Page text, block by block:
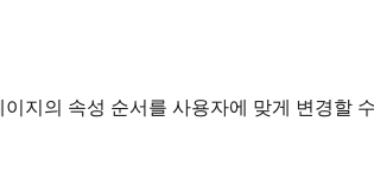
지의 속성 순서를 사용자에 맞게 변경할